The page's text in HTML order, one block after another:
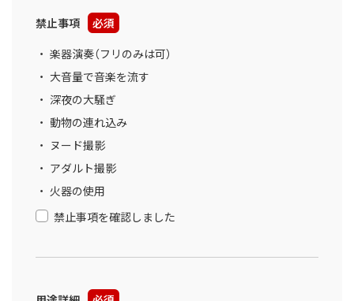
禁止事項
必須
楽器演奏（フリのみは可）
大音量で音楽を流す
深夜の大騒ぎ
動物の連れ込み
ヌード撮影
アダルト撮影
火器の使用
禁止事項を確認しました